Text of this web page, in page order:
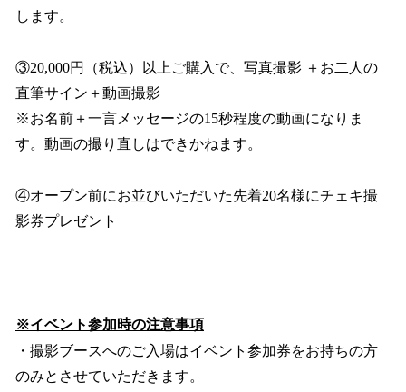
します。
③20,000円（税込）以上ご購入で、写真撮影 ＋お二人の
直筆サイン＋動画撮影
※お名前＋一言メッセージの15秒程度の動画になりま
す。動画の撮り直しはできかねます。
④オープン前にお並びいただいた先着20名様にチェキ撮
影券プレゼント
※イベント参加時の注意事項
・撮影ブースへのご入場はイベント参加券をお持ちの方
のみとさせていただきます。